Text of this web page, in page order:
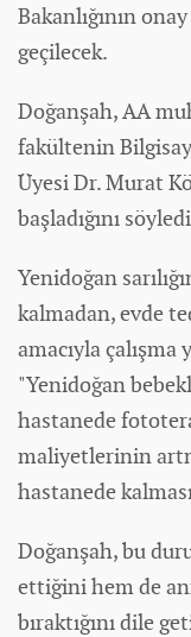
Bakanlığının
geçilecek.
Doğanşah, AA
fakültenin
Üyesi Dr. Murat
başladığını
Yenidoğan
kalmadan, evde
amacıyla çalışma
"Yenidoğan
hastanede
maliyetlerinin
hastanede
Doğanşah, bu
ettiğini hem de
bıraktığını dile